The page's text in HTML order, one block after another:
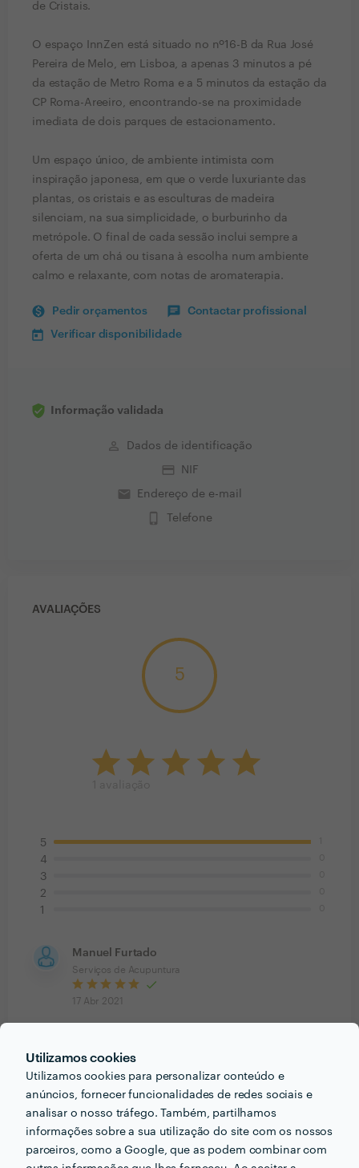
Utilizamos cookies
Utilizamos cookies para personalizar conteúdo e
anúncios, fornecer funcionalidades de redes sociais e
analisar o nosso tráfego. Também, partilhamos
informações sobre a sua utilização do site com os nossos
parceiros, como a Google, que as podem combinar com
de Cristais.
O espaço InnZen está situado no nº16-B da Rua José
Pereira de Melo, em Lisboa, a apenas 3 minutos a pé
da estação de Metro Roma e a 5 minutos da estação da
CP Roma-Areeiro, encontrando-se na proximidade
imediata de dois parques de estacionamento.
Um espaço único, de ambiente intimista com
inspiração japonesa, em que o verde luxuriante das
plantas, os cristais e as esculturas de madeira
silenciam, na sua simplicidade, o burburinho da
metrópole. O final de cada sessão inclui sempre a
oferta de um chá ou tisana à escolha num ambiente
calmo e relaxante, com notas de aromaterapia.
Pedir orçamentos Contactar profissional
Verificar disponibilidade
Informação validada
perm_identity Dados de identificação
credit_card NIF
email Endereço de e-mail
phone_iphone Telefone
AVALIAÇÕES
5
5
4
3
2
1
Manuel Furtado
Serviços de Acupuntura
17 Abr 2021
PORTEFÓLIO